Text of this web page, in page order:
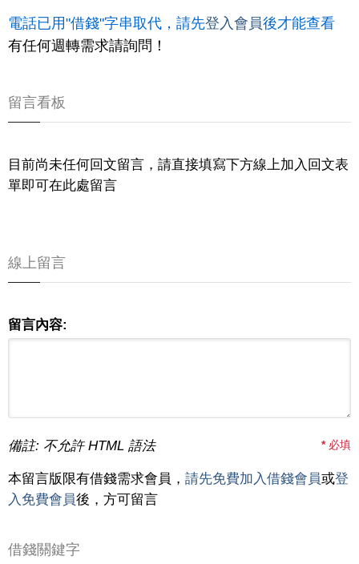
電話已用"借錢"字串取代，請先登入會員後才能查看
有任何週轉需求請詢問！
留言看板
目前尚未任何回文留言，請直接填寫下方線上加入回文表
單即可在此處留言
線上留言
留言內容:
備註: 不允許 HTML 語法 *必填
本留言版限有借錢需求會員， 請先免費加入借錢會員或登
入免費會員後，方可留言
借錢關鍵字